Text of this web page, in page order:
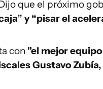
que el próximo
y “pisar el
con "el mejor
Gustavo